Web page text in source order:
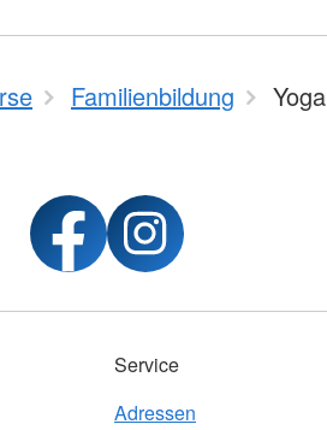
Familienbildung Yoga
Service
Adressen